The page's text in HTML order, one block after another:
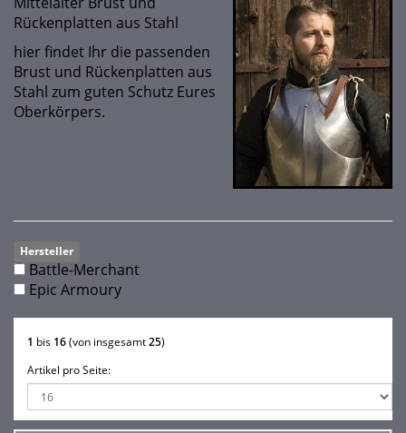
Rückenplatten aus Stahl
hier findet Ihr die passenden
Brust und Rückenplatten aus
Stahl zum guten Schutz Eures
Oberkörpers.
Hersteller
Battle-Merchant
Epic Armoury
1 bis 16(von insgesamt25)
Artikel pro Seite: